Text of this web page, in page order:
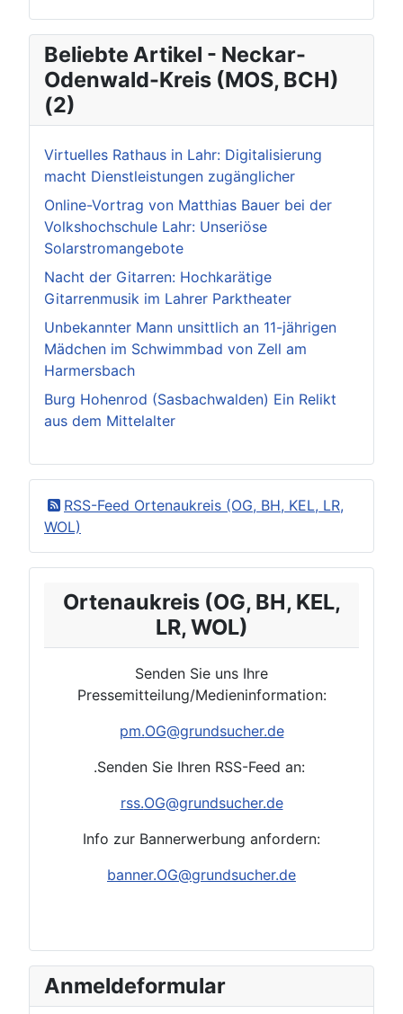
Beliebte Artikel - Neckar-
Odenwald-Kreis (MOS, BCH)
(2)
Virtuelles Rathaus in Lahr: Digitalisierung
macht Dienstleistungen zugänglicher
Online-Vortrag von Matthias Bauer bei der
Volkshochschule Lahr: Unseriöse
Solarstromangebote
Nacht der Gitarren: Hochkarätige
Gitarrenmusik im Lahrer Parktheater
Unbekannter Mann unsittlich an 11-jährigen
Mädchen im Schwimmbad von Zell am
Harmersbach
Burg Hohenrod (Sasbachwalden) Ein Relikt
aus dem Mittelalter
RSS-Feed Ortenaukreis (OG, BH, KEL, LR,
WOL)
Ortenaukreis (OG, BH, KEL,
LR, WOL)
Senden Sie uns Ihre
Pressemitteilung/Medieninformation:
pm.OG@grundsucher.de
.Senden Sie Ihren RSS-Feed an:
rss.OG@grundsucher.de
Info zur Bannerwerbung anfordern:
banner.OG@grundsucher.de
Anmeldeformular